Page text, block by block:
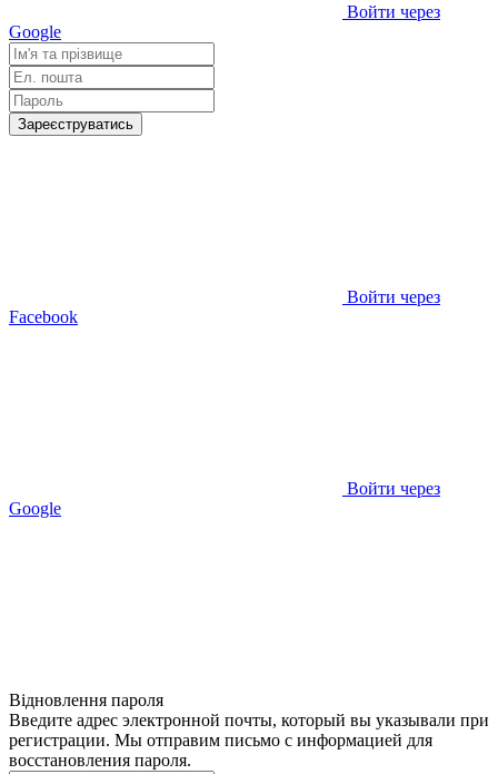
Войти через
Google
Зареєструватись
Войти через
Facebook
Войти через
Google
Відновлення пароля
Введите адрес электронной почты, который вы указывали при
регистрации. Мы отправим письмо с информацией для
восстановления пароля.